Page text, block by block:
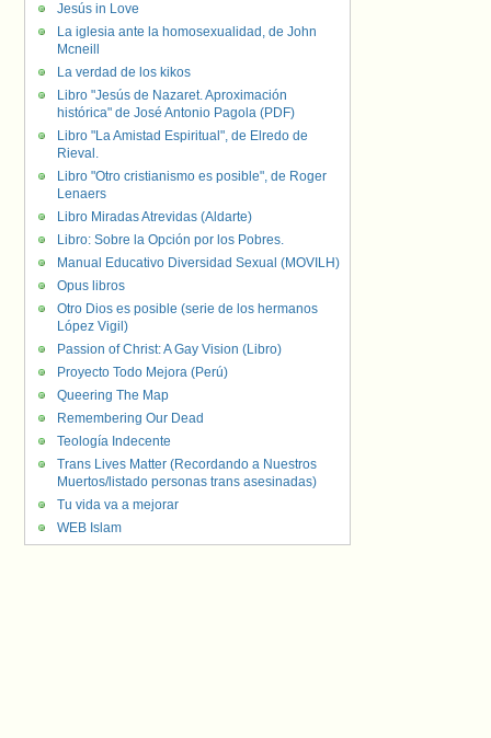
Jesús in Love
La iglesia ante la homosexualidad, de John
Mcneill
La verdad de los kikos
Libro "Jesús de Nazaret. Aproximación
histórica" de José Antonio Pagola (PDF)
Libro "La Amistad Espiritual", de Elredo de
Rieval.
Libro "Otro cristianismo es posible", de Roger
Lenaers
Libro Miradas Atrevidas (Aldarte)
Libro: Sobre la Opción por los Pobres.
Manual Educativo Diversidad Sexual (MOVILH)
Opus libros
Otro Dios es posible (serie de los hermanos
López Vigil)
Passion of Christ: A Gay Vision (Libro)
Proyecto Todo Mejora (Perú)
Queering The Map
Remembering Our Dead
Teología Indecente
Trans Lives Matter (Recordando a Nuestros
Muertos/listado personas trans asesinadas)
Tu vida va a mejorar
WEB Islam